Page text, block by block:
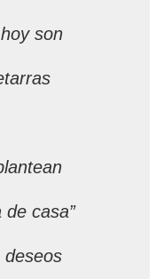
son
de casa”
deseos